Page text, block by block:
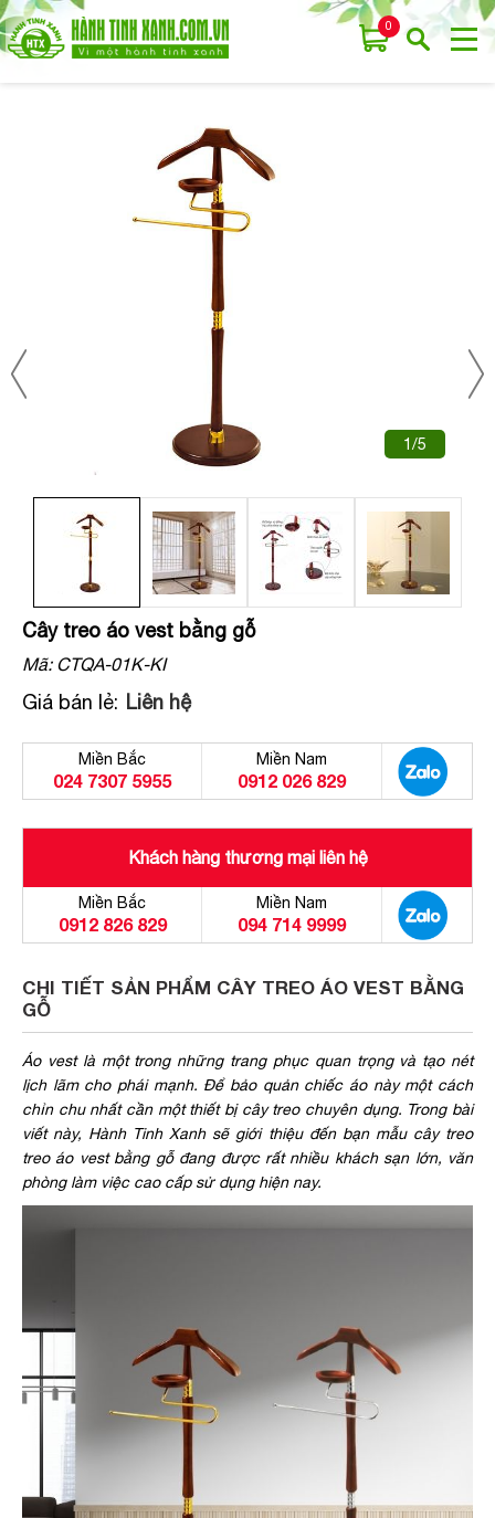
0
1/5
Cây treo áo vest bằng gỗ
Mã:CTQA-01K-KI
Giá bán lẻ: Liên hệ
Miền Bắc
024 7307 5955
Miền Nam
0912 026 829
Khách hàng thương mại liên hệ
Miền Bắc
0912 826 829
Miền Nam
094 714 9999
CHI TIẾT SẢN PHẨM CÂY TREO ÁO VEST BẰNG
GỖ
Áo vest là một trong những trang phục quan trọng và tạo nét
lịch lãm cho phái mạnh. Để bảo quản chiếc áo này một cách
chỉn chu nhất cần một thiết bị cây treo chuyên dụng. Trong bài
viết này, Hành Tinh Xanh sẽ giới thiệu đến bạn mẫu cây treo
treo áo vest bằng gỗ đang được rất nhiều khách sạn lớn, văn
phòng làm việc cao cấp sử dụng hiện nay.